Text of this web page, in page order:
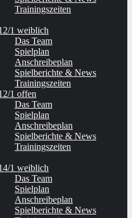
Trainingszeiten
1 weiblich
Das Team
Spielplan
Anschreibeplan
Spielberichte & News
Trainingszeiten
1 offen
Das Team
Spielplan
Anschreibeplan
Spielberichte & News
Trainingszeiten
1 weiblich
Das Team
Spielplan
Anschreibeplan
Spielberichte & News